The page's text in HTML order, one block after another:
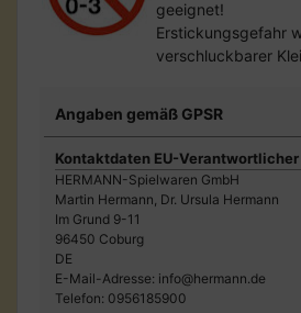
geeignet!
Erstickungsgefahr
verschluckbarer
Angaben gemäß GPSR
Kontaktdaten EU-Verantwortlicher
HERMANN-Spielwaren GmbH
Martin Hermann, Dr. Ursula Hermann
Im Grund 9-11
96450 Coburg
DE
E-Mail-Adresse: info@hermann.de
Telefon: 0956185900